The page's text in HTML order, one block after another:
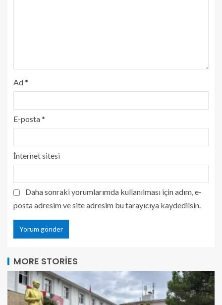
Ad*
E-posta*
İnternet sitesi
Daha sonraki yorumlarımda kullanılması için adım, e-
posta adresim ve site adresim bu tarayıcıya kaydedilsin.
MORE STORIES